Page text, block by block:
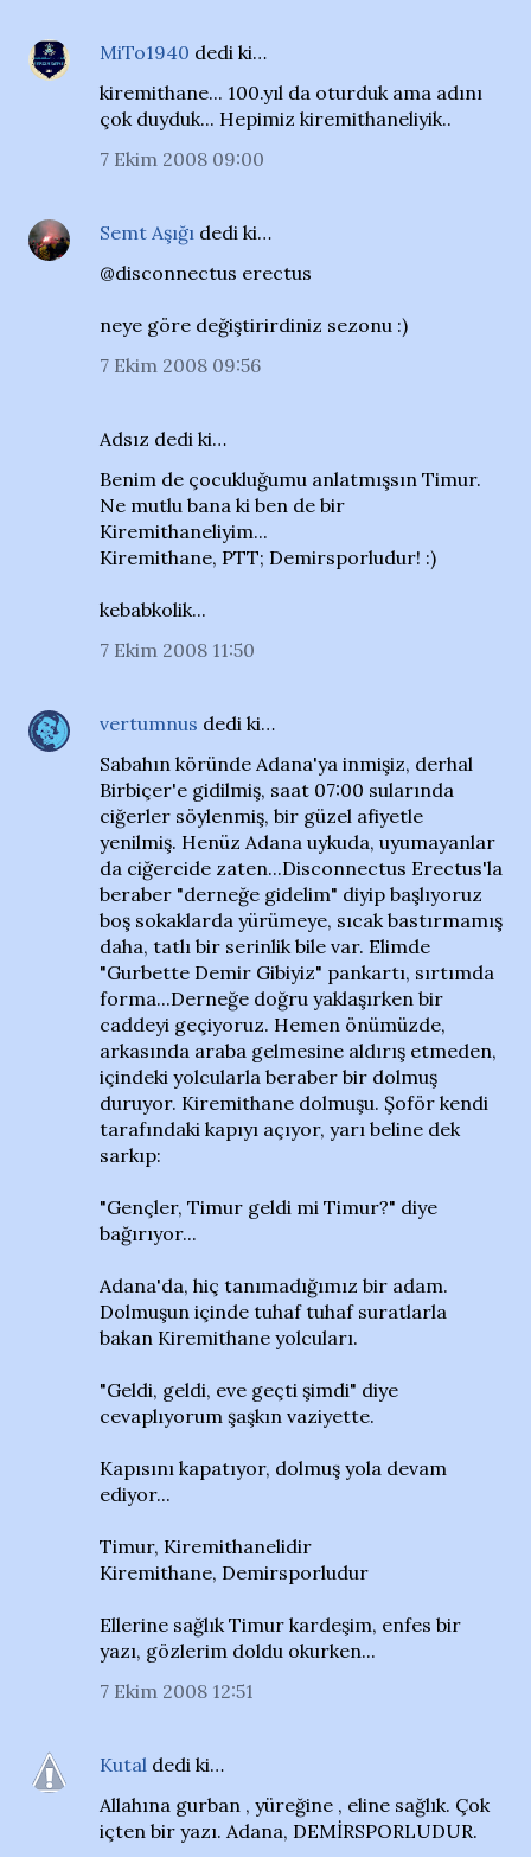
MiTo1940 dedi ki…
kiremithane... 100.yıl da oturduk ama adını
çok duyduk... Hepimiz kiremithaneliyik..
7 Ekim 2008 09:00
Semt Aşığı dedi ki…
@disconnectus erectus
neye göre değiştirirdiniz sezonu :)
7 Ekim 2008 09:56
Adsız dedi ki…
Benim de çocukluğumu anlatmışsın Timur.
Ne mutlu bana ki ben de bir
Kiremithaneliyim...
Kiremithane, PTT; Demirsporludur! :)
kebabkolik...
7 Ekim 2008 11:50
vertumnus dedi ki…
Sabahın köründe Adana'ya inmişiz, derhal
Birbiçer'e gidilmiş, saat 07:00 sularında
ciğerler söylenmiş, bir güzel afiyetle
yenilmiş. Henüz Adana uykuda, uyumayanlar
da ciğercide zaten...Disconnectus Erectus'la
beraber "derneğe gidelim" diyip başlıyoruz
boş sokaklarda yürümeye, sıcak bastırmamış
daha, tatlı bir serinlik bile var. Elimde
"Gurbette Demir Gibiyiz" pankartı, sırtımda
forma...Derneğe doğru yaklaşırken bir
caddeyi geçiyoruz. Hemen önümüzde,
arkasında araba gelmesine aldırış etmeden,
içindeki yolcularla beraber bir dolmuş
duruyor. Kiremithane dolmuşu. Şoför kendi
tarafındaki kapıyı açıyor, yarı beline dek
sarkıp:
"Gençler, Timur geldi mi Timur?" diye
bağırıyor...
Adana'da, hiç tanımadığımız bir adam.
Dolmuşun içinde tuhaf tuhaf suratlarla
bakan Kiremithane yolcuları.
"Geldi, geldi, eve geçti şimdi" diye
cevaplıyorum şaşkın vaziyette.
Kapısını kapatıyor, dolmuş yola devam
ediyor...
Timur, Kiremithanelidir
Kiremithane, Demirsporludur
Ellerine sağlık Timur kardeşim, enfes bir
yazı, gözlerim doldu okurken...
7 Ekim 2008 12:51
Kutal dedi ki…
Allahına gurban , yüreğine , eline sağlık. Çok
içten bir yazı. Adana, DEMİRSPORLUDUR.